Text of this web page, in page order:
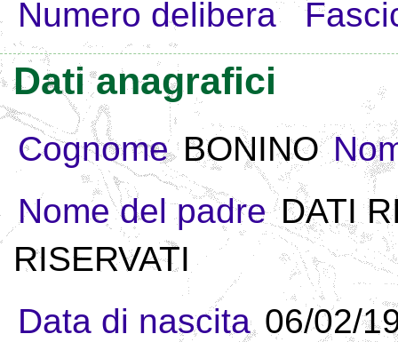
Numero delibera
Dati anagrafici
Cognome BONINO
Nome del padre DATI
RISERVATI
Data di nascita 06/02/